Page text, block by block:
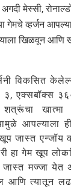
मेस्सी,
व्हर्जन
खिळवून आणि
विकसित
३, एक्सबॉक्स
खात्मा
आपल्याला
जास्त एन्जॉय
हा गेम खूप
मज्जा येत
त्यातून